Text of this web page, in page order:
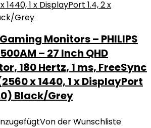
Monitors – PHILIPS
– 27 Inch QHD
180 Hertz, 1 ms, FreeSync
x 1440, 1 x DisplayPort
Black/Grey
Von der Wunschliste